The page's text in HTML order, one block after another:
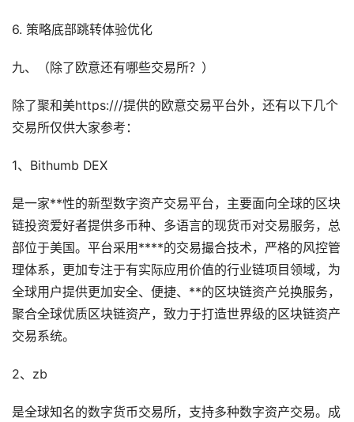
6. 策略底部跳转体验优化
九、（除了欧意还有哪些交易所？）
除了聚和美https:///提供的欧意交易平台外，还有以下几个
交易所仅供大家参考：
1、Bithumb DEX
是一家**性的新型数字资产交易平台，主要面向全球的区块
链投资爱好者提供多币种、多语言的现货币对交易服务，总
部位于美国。平台采用****的交易撮合技术，严格的风控管
理体系，更加专注于有实际应用价值的行业链项目领域，为
全球用户提供更加安全、便捷、**的区块链资产兑换服务，
聚合全球优质区块链资产，致力于打造世界级的区块链资产
交易系统。
2、zb
是全球知名的数字货币交易所，支持多种数字资产交易。成